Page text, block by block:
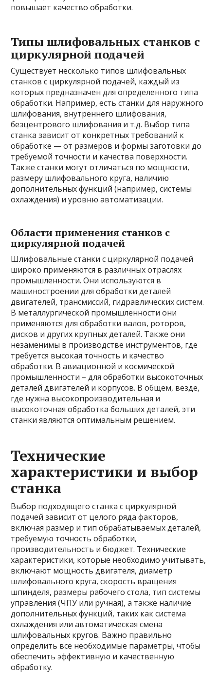
повышает качество обработки.
Типы шлифовальных станков с
циркулярной подачей
Существует несколько типов шлифовальных
станков с циркулярной подачей, каждый из
которых предназначен для определенного типа
обработки. Например, есть станки для наружного
шлифования, внутреннего шлифования,
безцентрового шлифования и т.д. Выбор типа
станка зависит от конкретных требований к
обработке — от размеров и формы заготовки до
требуемой точности и качества поверхности.
Также станки могут отличаться по мощности,
размеру шлифовального круга, наличию
дополнительных функций (например, системы
охлаждения) и уровню автоматизации.
Области применения станков с
циркулярной подачей
Шлифовальные станки с циркулярной подачей
широко применяются в различных отраслях
промышленности. Они используются в
машиностроении для обработки деталей
двигателей, трансмиссий, гидравлических систем.
В металлургической промышленности они
применяются для обработки валов, роторов,
дисков и других крупных деталей. Также они
незаменимы в производстве инструментов, где
требуется высокая точность и качество
обработки. В авиационной и космической
промышленности – для обработки высокоточных
деталей двигателей и корпусов. В общем, везде,
где нужна высокопроизводительная и
высокоточная обработка больших деталей, эти
станки являются оптимальным решением.
Технические
характеристики и выбор
станка
Выбор подходящего станка с циркулярной
подачей зависит от целого ряда факторов,
включая размер и тип обрабатываемых деталей,
требуемую точность обработки,
производительность и бюджет. Технические
характеристики, которые необходимо учитывать,
включают мощность двигателя, диаметр
шлифовального круга, скорость вращения
шпинделя, размеры рабочего стола, тип системы
управления (ЧПУ или ручная), а также наличие
дополнительных функций, таких как система
охлаждения или автоматическая смена
шлифовальных кругов. Важно правильно
определить все необходимые параметры, чтобы
обеспечить эффективную и качественную
обработку.